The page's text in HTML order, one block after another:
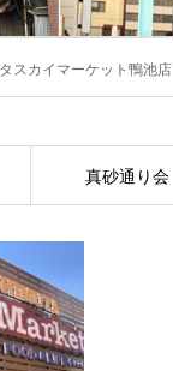
スカイマーケット鴨池店
真砂通り会